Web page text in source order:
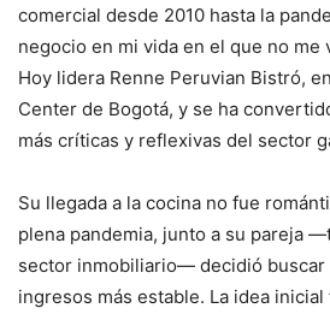
comercial desde 2010 hasta la
negocio en mi vida en el que no me
Hoy lidera Renne Peruvian Bistró,
Center de Bogotá, y se ha
más críticas y reflexivas del sector
Su llegada a la cocina no fue
plena pandemia, junto a su pareja
sector inmobiliario— decidió buscar
ingresos más estable. La idea